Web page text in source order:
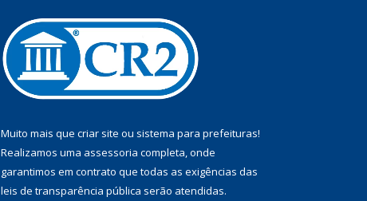
Muito mais que criar site ou sistema para prefeituras!
Realizamos uma assessoria completa, onde
garantimos em contrato que todas as exigências das
leis de transparência pública serão atendidas.